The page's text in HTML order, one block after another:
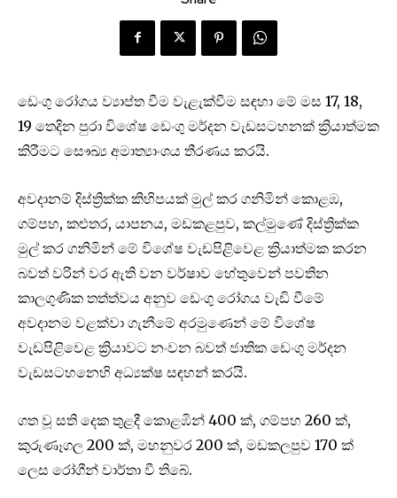
ඩෙංගු රෝගය ව්‍යාප්ත වීම වැළැක්වීම සඳහා මේ මස 17, 18,
19 තෙදින පුරා විශේෂ ඩෙංගු මර්දන වැඩසටහනක් ක්‍රියාත්මක
කිරීමට සෞඛ්‍ය අමාත්‍යාංශය තීරණය කරයි.
අවදානම් දිස්ත්‍රික්ක කිහිපයක් මුල් කර ගනිමින් කොළඹ,
ගම්පහ, කළුතර, යාපනය, මඩකළපුව, කල්මුණේ දිස්ත්‍රික්ක
මුල් කර ගනිමින් මේ විශේෂ වැඩපිළිවෙළ ක්‍රියාත්මක කරන
බවත් වරින් වර ඇති වන වර්ෂාව හේතුවෙන් පවතින
කාලගුණික තත්ත්වය අනුව ඩෙංගු රෝගය වැඩි වීමේ
අවදානම වළක්වා ගැනීමේ අරමුණෙන් මේ විශේෂ
වැඩපිළිවෙළ ක්‍රියාවට නංවන බවත් ජාතික ඩෙංගු මර්දන
වැඩසටහනෙහි අධ්‍යක්ෂ සඳහන් කරයි.
ගත වූ සති දෙක තුළදී කොළඹින් 400 ක්, ගම්පහ 260 ක්,
කුරුණෑගල 200 ක්, මහනුවර 200 ක්, මඩකලපුව 170 ක්
ලෙස රෝගීන් වාර්තා වී තිබේ.